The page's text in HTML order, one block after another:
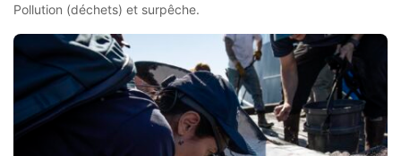
Pollution (déchets) et surpêche.